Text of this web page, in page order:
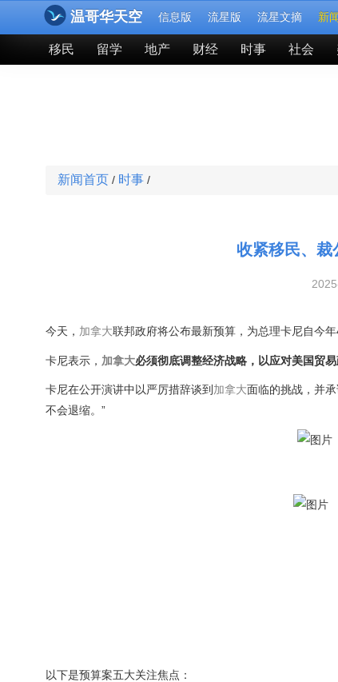
温哥华天空 信息版 流星版 流星文摘 新
移民 留学 地产 财经 时事 社会
新闻首页 / 时事 /
收紧移民、
今天， 加拿大联邦政府将公布最新预算，为总理卡尼自今
卡尼表示， 加拿大必须彻底调整经济战略，以应对美国贸易
卡尼在公开演讲中以严厉措辞谈到 加拿大面临的挑战，并
不会退缩。”
以下是预算案五大关注焦点：